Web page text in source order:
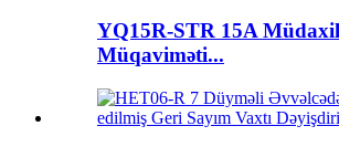
YQ15R-STR 15A
Müqaviməti...